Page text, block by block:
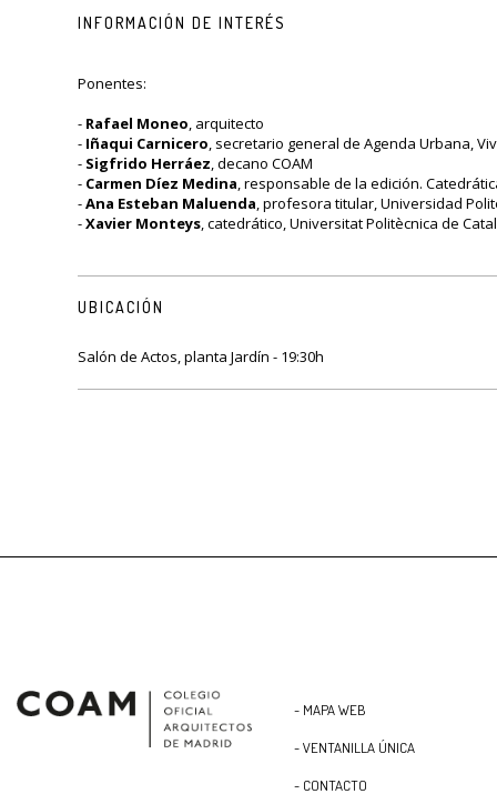
INFORMACIÓN DE INTERÉS
Ponentes:
- Rafael Moneo, arquitecto
- Iñaqui Carnicero, secretario general de Agenda Urbana,
- Sigfrido Herráez, decano COAM
- Carmen Díez Medina, responsable de la edición.
-Ana Esteban Maluenda, profesora titular, Universidad
-Xavier Monteys, catedrático, Universitat Politècnica de
UBICACIÓN
Salón de Actos, planta Jardín - 19:30h
- MAPA WEB
- VENTANILLA ÚNICA
- CONTACTO